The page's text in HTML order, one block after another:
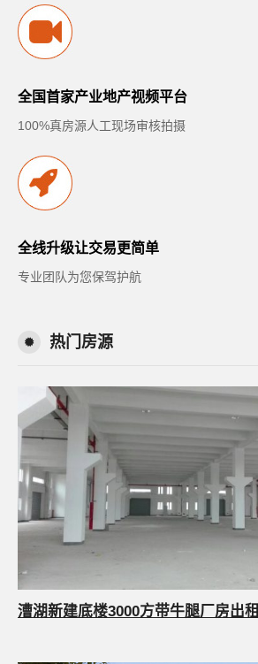
全国首家产业地产视频平台
100%真房源人工现场审核拍摄
全线升级让交易更简单
专业团队为您保驾护航
热门房源
漕湖新建底楼3000方带牛腿厂房出租